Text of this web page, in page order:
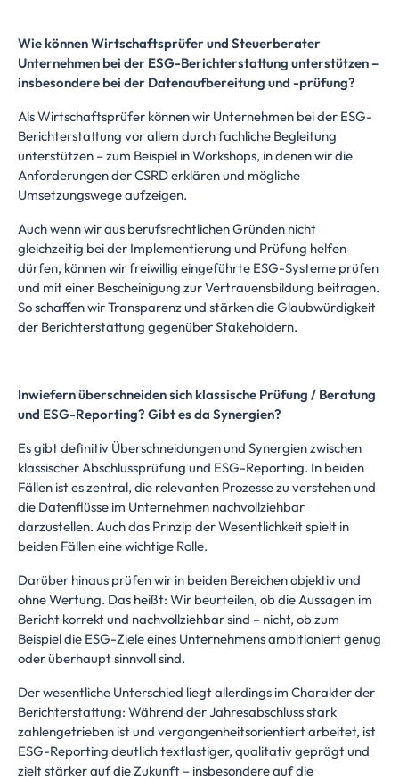
Wie können Wirtschaftsprüfer und Steuerberater
Unternehmen bei der ESG-Berichterstattung unterstützen –
insbesondere bei der Datenaufbereitung und -prüfung?
Als Wirtschaftsprüfer können wir Unternehmen bei der ESG-
Berichterstattung vor allem durch fachliche Begleitung
unterstützen – zum Beispiel in Workshops, in denen wir die
Anforderungen der CSRD erklären und mögliche
Umsetzungswege aufzeigen.
Auch wenn wir aus berufsrechtlichen Gründen nicht
gleichzeitig bei der Implementierung und Prüfung helfen
dürfen, können wir freiwillig eingeführte ESG-Systeme prüfen
und mit einer Bescheinigung zur Vertrauensbildung beitragen.
So schaffen wir Transparenz und stärken die Glaubwürdigkeit
der Berichterstattung gegenüber Stakeholdern.
Inwiefern überschneiden sich klassische Prüfung / Beratung
und ESG-Reporting? Gibt es da Synergien?
Es gibt definitiv Überschneidungen und Synergien zwischen
klassischer Abschlussprüfung und ESG-Reporting. In beiden
Fällen ist es zentral, die relevanten Prozesse zu verstehen und
die Datenflüsse im Unternehmen nachvollziehbar
darzustellen. Auch das Prinzip der Wesentlichkeit spielt in
beiden Fällen eine wichtige Rolle.
Darüber hinaus prüfen wir in beiden Bereichen objektiv und
ohne Wertung. Das heißt: Wir beurteilen, ob die Aussagen im
Bericht korrekt und nachvollziehbar sind – nicht, ob zum
Beispiel die ESG-Ziele eines Unternehmens ambitioniert genug
oder überhaupt sinnvoll sind.
Der wesentliche Unterschied liegt allerdings im Charakter der
Berichterstattung: Während der Jahresabschluss stark
zahlengetrieben ist und vergangenheitsorientiert arbeitet, ist
ESG-Reporting deutlich textlastiger, qualitativ geprägt und
zielt stärker auf die Zukunft – insbesondere auf die